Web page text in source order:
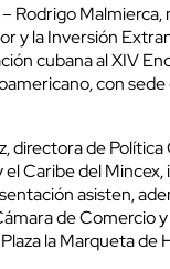
Rodrigo Malmierca,
y la Inversión
cubana al XIV
con
directora de Política
Caribe del
asisten,
de Comercio
la Marqueta de